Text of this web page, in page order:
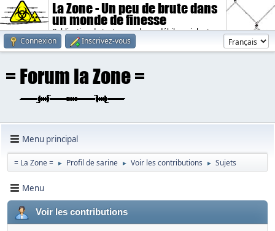
La Zone - Un peu de brute dans
un monde de finesse
Publication de textes sombres, débiles, violents.
Connexion
Inscrivez-vous
Menu principal
= La Zone = ► Profil de sarine ► Voir les contributions ► Sujets
Menu
Voir les contributions